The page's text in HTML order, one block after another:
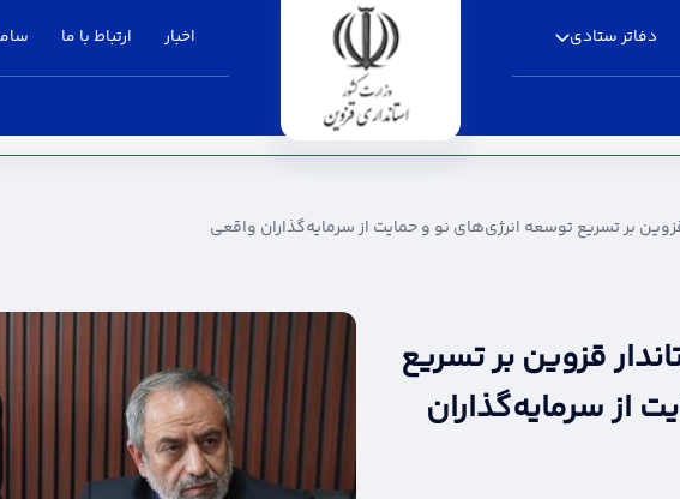
دفاتر ستادی اخبار ارتباط با ما
توسعه انرژی‌های نو و حمایت از سرمایه‌گذاران واقعی -
بر تسریع توسعه انرژی‌های نو و حمایت از سرمایه‌گذاران واقعی
قزوین بر تسریع
از سرمایه‌گذاران